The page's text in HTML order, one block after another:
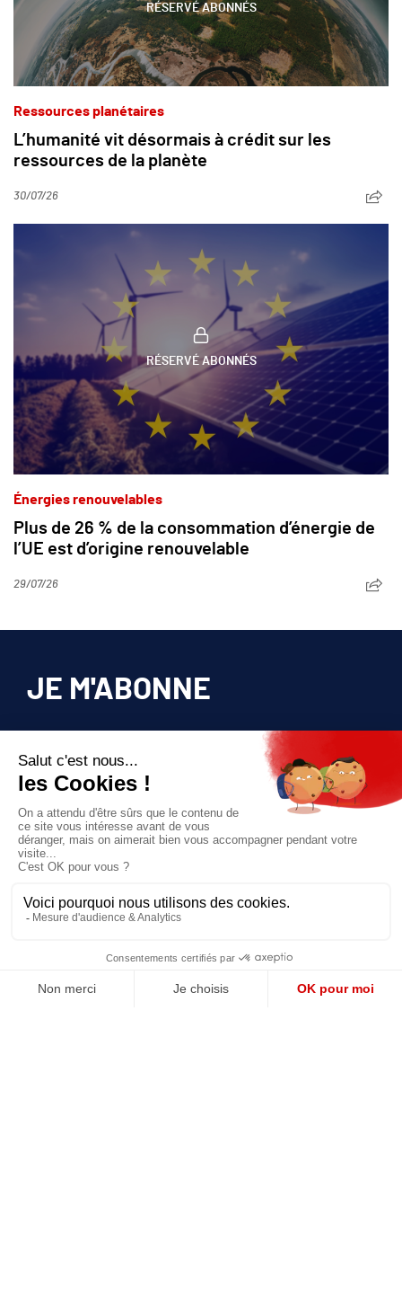
RÉSERVÉ ABONNÉS
Ressources planétaires
L’humanité vit désormais à crédit sur les
ressources de la planète
30/07/26
RÉSERVÉ ABONNÉS
Énergies renouvelables
Plus de 26 % de la consommation d’énergie de
l’UE est d’origine renouvelable
29/07/26
JE M'ABONNE
Pour bénéficier d’un accès privilégié à tous
les articles publiés sur site.
Prix unique 180€/AN